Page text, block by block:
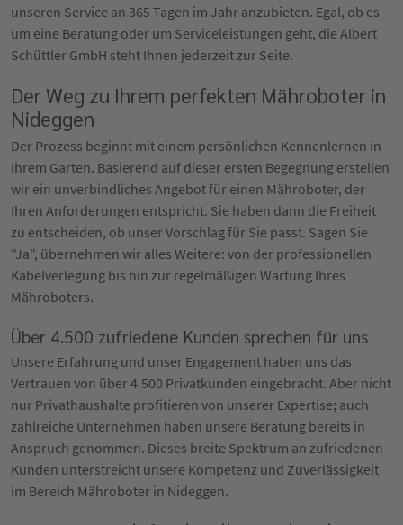
unseren Service an 365 Tagen im Jahr anzubieten. Egal, ob es
um eine Beratung oder um Serviceleistungen geht, die Albert
Schüttler GmbH steht Ihnen jederzeit zur Seite.
Der Weg zu Ihrem perfekten Mähroboter in
Nideggen
Der Prozess beginnt mit einem persönlichen Kennenlernen in
Ihrem Garten. Basierend auf dieser ersten Begegnung erstellen
wir ein unverbindliches Angebot für einen Mähroboter, der
Ihren Anforderungen entspricht. Sie haben dann die Freiheit
zu entscheiden, ob unser Vorschlag für Sie passt. Sagen Sie
"Ja", übernehmen wir alles Weitere: von der professionellen
Kabelverlegung bis hin zur regelmäßigen Wartung Ihres
Mähroboters.
Über 4.500 zufriedene Kunden sprechen für uns
Unsere Erfahrung und unser Engagement haben uns das
Vertrauen von über 4.500 Privatkunden eingebracht. Aber nicht
nur Privathaushalte profitieren von unserer Expertise; auch
zahlreiche Unternehmen haben unsere Beratung bereits in
Anspruch genommen. Dieses breite Spektrum an zufriedenen
Kunden unterstreicht unsere Kompetenz und Zuverlässigkeit
im Bereich Mähroboter in Nideggen.